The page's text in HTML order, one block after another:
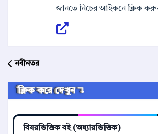
জানতে নিচের আইকনে ক্লিক
নবীনতর
ক্লিক করে দেখুন ↴
বিষয়ভিত্তিক বই (অধ্যায়ভিত্তিক)